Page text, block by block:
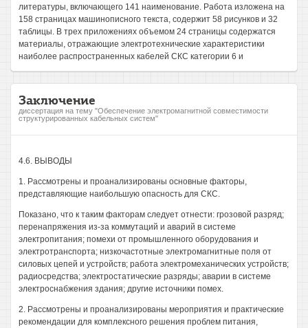
литературы, включающего 141 наименование. Работа изложена на
158 страницах машинописного текста, содержит 58 рисунков и 32
таблицы. В трех приложениях объемом 24 страницы содержатся
материалы, отражающие электротехнические характеристики
наиболее распространенных кабелей СКС категории 6 и
Заключение
диссертация на тему "Обеспечение электромагнитной совместимости
структурированных кабельных систем"
4.6. ВЫВОДЫ
1. Рассмотрены и проанализированы основные факторы,
представляющие наибольшую опасность для СКС.
Показано, что к таким факторам следует отнести: грозовой разряд;
перенапряжения из-за коммутаций и аварий в системе
электропитания; помехи от промышленного оборудования и
электротранспорта; низкочастотные электромагнитные поля от
силовых цепей и устройств; работа электромеханических устройств;
радиосредства; электростатические разряды; аварии в системе
электроснабжения здания; другие источники помех.
2. Рассмотрены и проанализированы мероприятия и практические
рекомендации для комплексного решения проблем питания,